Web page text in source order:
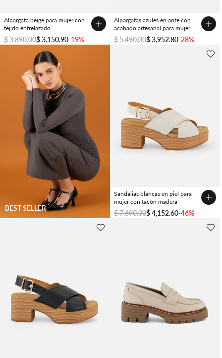
Alpargata beige para mujer con
tejido entrelazado
$ 3,890.00$ 3,150.90-19%
Alpargatas azules en ante con
acabado artesanal para mujer
$ 5,490.00$ 3,952.80-28%
BEST SELLER
Sandalias blancas en piel para
mujer con tacón madera
$ 7,690.00$ 4,152.60-46%